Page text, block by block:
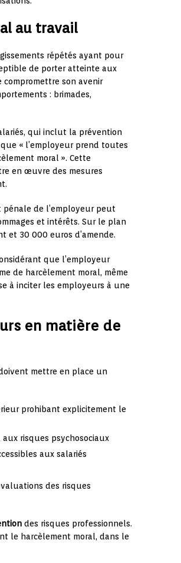
au travail
répétés ayant pour
de porter atteinte aux
son avenir
: brimades,
qui inclut la prévention
« l’employeur prend toutes
moral ». Cette
en œuvre des mesures
de l’employeur peut
et intérêts. Sur le plan
et 30 000 euros d’amende.
que l’employeur
de harcèlement moral, même
à inciter les employeurs à une
en matière de
mettre en place un
prohibant explicitement le
aux risques psychosociaux
aux salariés
des risques
des risques professionnels.
le harcèlement moral, dans le